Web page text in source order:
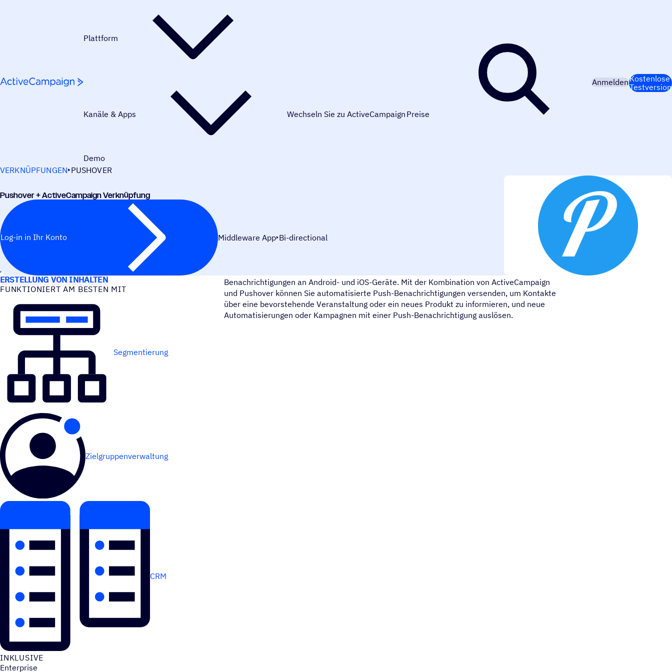
Plattform
Kanäle & Apps Wechseln Sie zu ActiveCampaign Preise
Demo
AnmeldenKostenlose
Testversion
VERKNÜPFUNGEN PUSHOVER
Pusho­ver + ActiveCampaign Verknüpfung
Log-in in Ihr Konto Middleware App Bi-directional
ANWEN­DUNGS­FÄLLE
ERSTELLUNG VON INHALTEN
FUNK­TIO­NIERT AM BESTEN MIT
Segmentierung
Zielgruppenverwaltung
CRM
INKLU­SIVE
Enterprise
Benachrichtigungen an Android- und iOS-Geräte. Mit der Kombination von ActiveCampaign
und Pushover können Sie automatisierte Push-Benachrichtigungen versenden, um Kontakte
über eine bevorstehende Veranstaltung oder ein neues Produkt zu informieren, und neue
Automatisierungen oder Kampagnen mit einer Push-Benachrichtigung auslösen.